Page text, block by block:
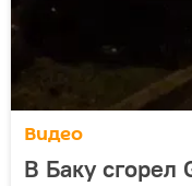
Видео
В Баку сгорел